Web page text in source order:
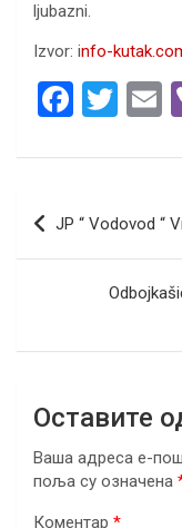
ljubazni.
Izvor: info-
F
ce
b
T
tt
E
Кретање
чланка
JP “ Vodovod “
Оставите
Ваша адреса е-
поља су означена
Коментар *